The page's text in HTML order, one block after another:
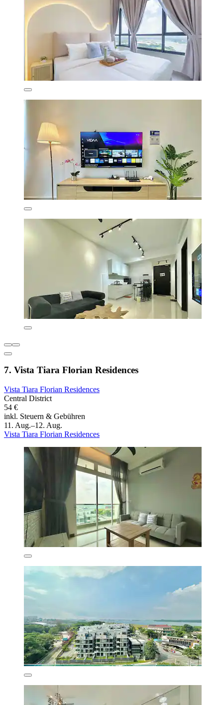
7. Vista Tiara Florian Residences
Vista Tiara Florian Residences
Central District
54 €
inkl. Steuern & Gebühren
11. Aug.–12. Aug.
Vista Tiara Florian Residences